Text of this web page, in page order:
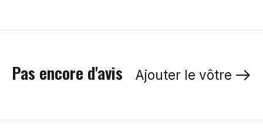
Pas encore d'avis Ajouter le vôtre